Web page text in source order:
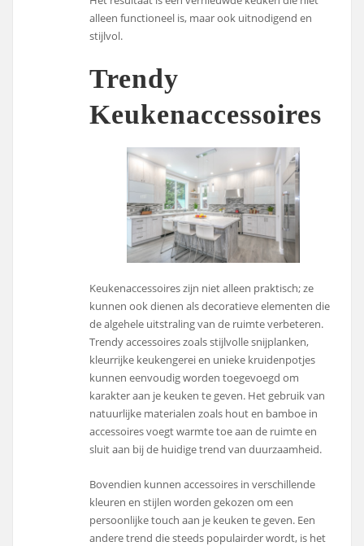
alleen functioneel is, maar ook uitnodigend en
stijlvol.
Trendy
Keukenaccessoires
Keukenaccessoires zijn niet alleen praktisch; ze
kunnen ook dienen als decoratieve elementen die
de algehele uitstraling van de ruimte verbeteren.
Trendy accessoires zoals stijlvolle snijplanken,
kleurrijke keukengerei en unieke kruidenpotjes
kunnen eenvoudig worden toegevoegd om
karakter aan je keuken te geven. Het gebruik van
natuurlijke materialen zoals hout en bamboe in
accessoires voegt warmte toe aan de ruimte en
sluit aan bij de huidige trend van duurzaamheid.
Bovendien kunnen accessoires in verschillende
kleuren en stijlen worden gekozen om een
persoonlijke touch aan je keuken te geven. Een
andere trend die steeds populairder wordt, is het